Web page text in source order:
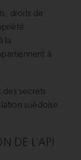
droits de
la
à
des secrets
suédoise
DE L’API